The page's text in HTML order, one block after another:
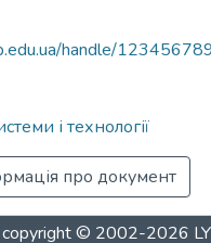
handle/
і технології
про документ
copyright © 2002-2026